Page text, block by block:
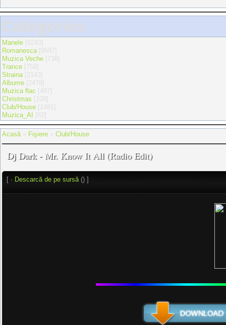
Categories
Manele
Romanesca
Muzica Veche
Trance
Straina
Albume
Muzica flac
Christmas
Club/House
Muzica_AI
Acasă» Fişiere Club/House
Dj Dark - Mr. Know It All (Radio Edit)
[ · Descarcă de pe sursă() ]